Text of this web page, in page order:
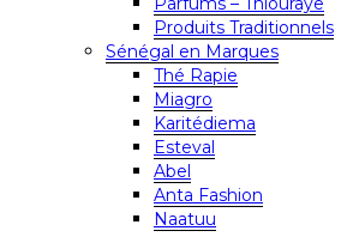
Produits Traditionnels
Sénégal en Marques
Thé Rapie
Miagro
Karitédiema
Esteval
Abel
Anta Fashion
Naatuu